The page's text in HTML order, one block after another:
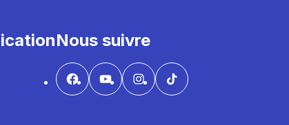
Nous suivre